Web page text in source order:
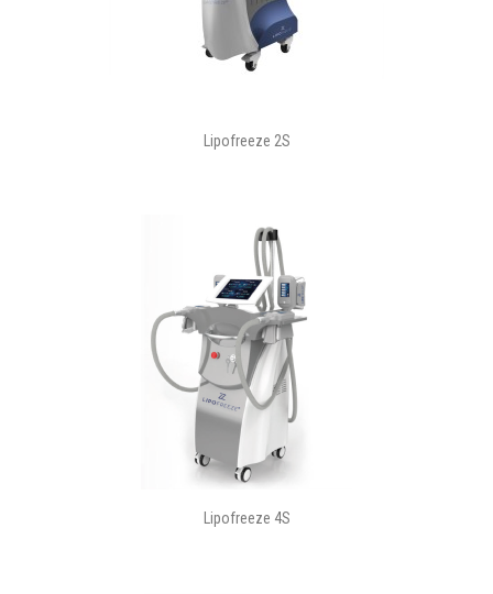
Lipofreeze 2S
Lipofreeze 4S